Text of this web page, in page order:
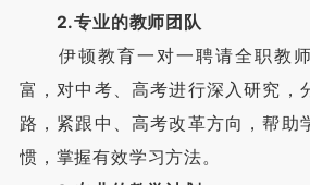
2.专业的教师团队
伊顿教育一对一聘请全职教师
富，对中考、高考进行深入研究，
路，紧跟中、高考改革方向，帮助
惯，掌握有效学习方法。